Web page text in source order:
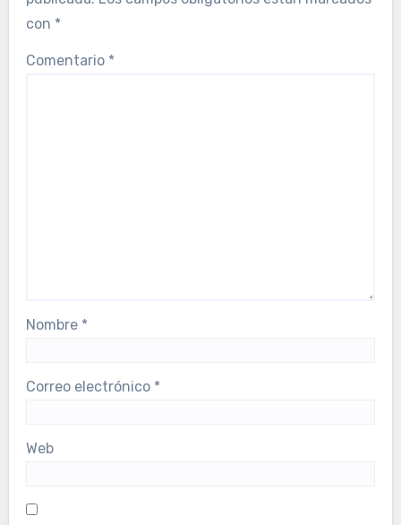
con *
Comentario *
Nombre *
Correo electrónico *
Web